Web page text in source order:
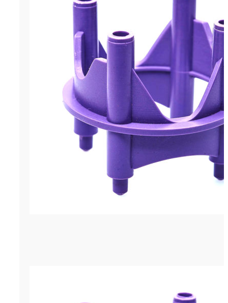
Фиксатор арматуры
мм - пластиковый фиксатор в
применяющийся для установки
металлической арматуры на
расстоянии . Толщина
мм. Данный фиксирующий
используется для арматуры
Продаётся кратно упаковкам
ОСТАВИТЬ ЗАЯВКУ